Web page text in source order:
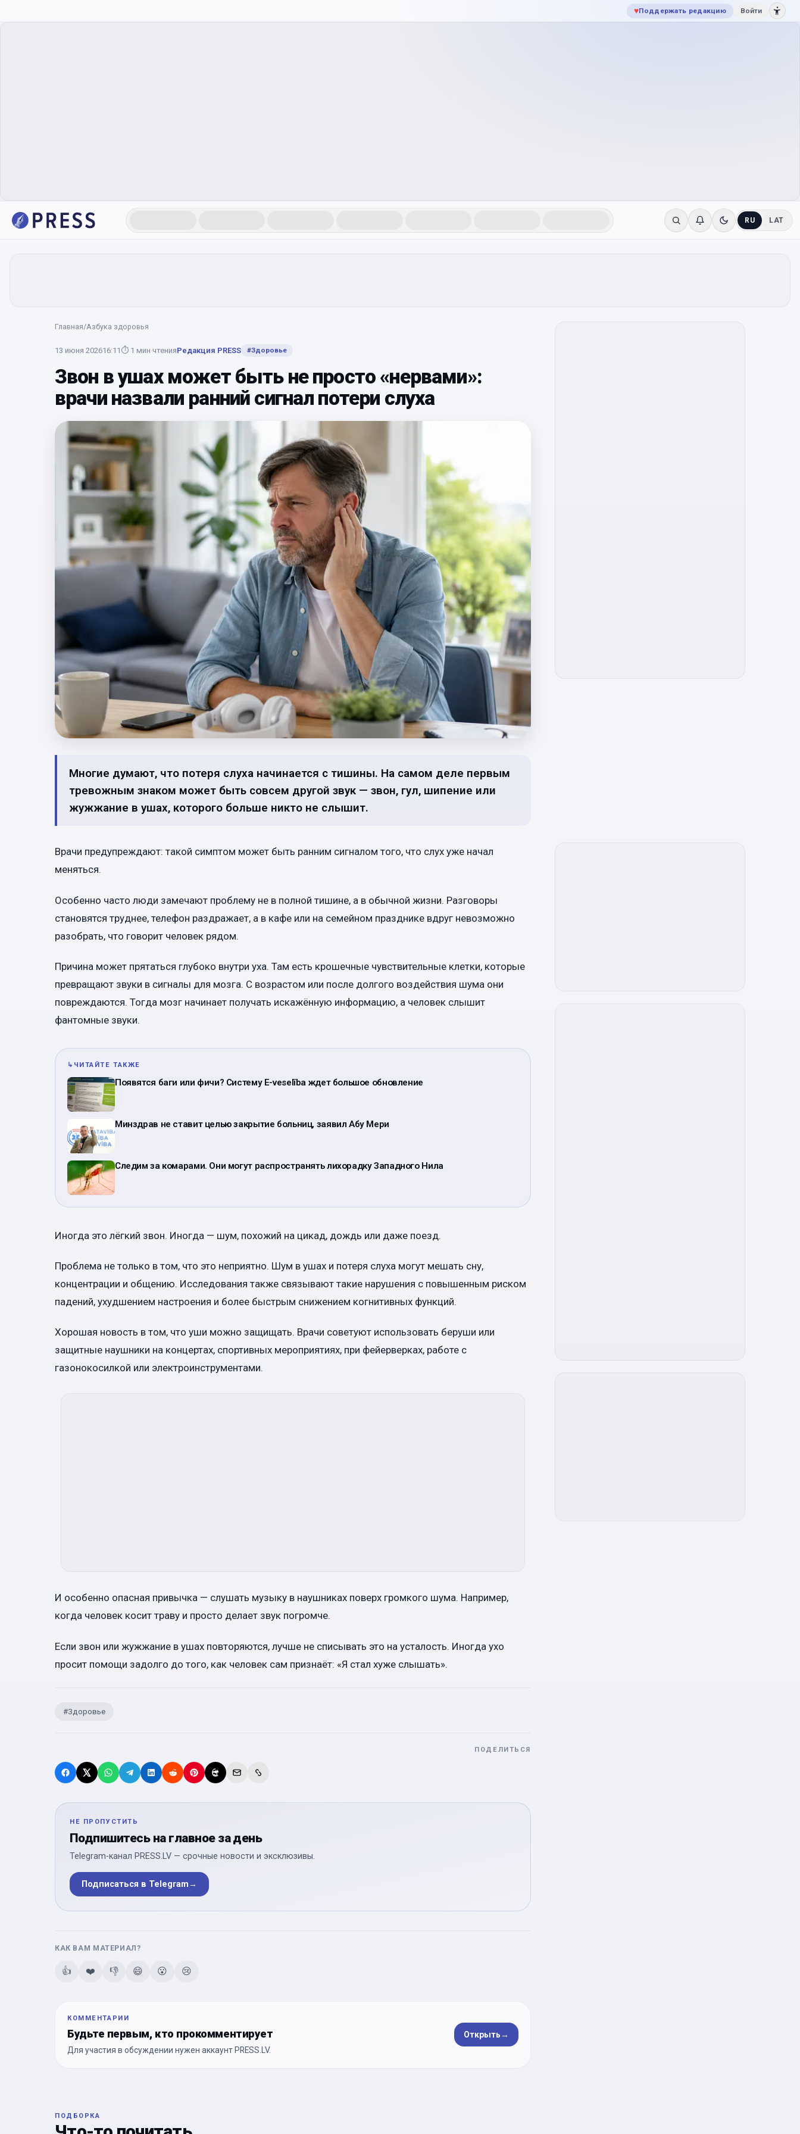
♥Поддержать редакцию Войти
RU LAT
Главная/Азбука здоровья
13 июня 202616:11 ⏱ 1 мин чтенияРедакция PRESS #Здоровье
Звон в ушах может быть не просто «нервами»:
врачи назвали ранний сигнал потери слуха
Многие думают, что потеря слуха начинается с тишины. На самом деле первым
тревожным знаком может быть совсем другой звук — звон, гул, шипение или
жужжание в ушах, которого больше никто не слышит.
Врачи предупреждают: такой симптом может быть ранним сигналом того, что слух уже начал
меняться.
Особенно часто люди замечают проблему не в полной тишине, а в обычной жизни. Разговоры
становятся труднее, телефон раздражает, а в кафе или на семейном празднике вдруг невозможно
разобрать, что говорит человек рядом.
Причина может прятаться глубоко внутри уха. Там есть крошечные чувствительные клетки, которые
превращают звуки в сигналы для мозга. С возрастом или после долгого воздействия шума они
повреждаются. Тогда мозг начинает получать искажённую информацию, а человек слышит
фантомные звуки.
↳ ЧИТАЙТЕ ТАКЖЕ
Появятся баги или фичи? Систему E-veselība ждет большое обновление
Минздрав не ставит целью закрытие больниц, заявил Абу Мери
Следим за комарами. Они могут распространять лихорадку Западного Нила
Иногда это лёгкий звон. Иногда — шум, похожий на цикад, дождь или даже поезд.
Проблема не только в том, что это неприятно. Шум в ушах и потеря слуха могут мешать сну,
концентрации и общению. Исследования также связывают такие нарушения с повышенным риском
падений, ухудшением настроения и более быстрым снижением когнитивных функций.
Хорошая новость в том, что уши можно защищать. Врачи советуют использовать беруши или
защитные наушники на концертах, спортивных мероприятиях, при фейерверках, работе с
газонокосилкой или электроинструментами.
И особенно опасная привычка — слушать музыку в наушниках поверх громкого шума. Например,
когда человек косит траву и просто делает звук погромче.
Если звон или жужжание в ушах повторяются, лучше не списывать это на усталость. Иногда ухо
просит помощи задолго до того, как человек сам признаёт: «Я стал хуже слышать».
#Здоровье
ПОДЕЛИТЬСЯ
НЕ ПРОПУСТИТЬ
Подпишитесь на главное за день
Telegram-канал PRESS.LV — срочные новости и эксклюзивы.
Подписаться в Telegram→
КАК ВАМ МАТЕРИАЛ?
👍 ❤️ 👎 😄 😮 😢
КОММЕНТАРИИ
Будьте первым, кто прокомментирует
Для участия в обсуждении нужен аккаунт PRESS.LV.
Открыть→
ПОДБОРКА